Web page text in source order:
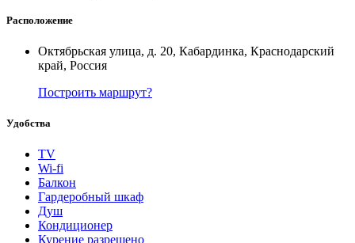
Расположение
Октябрьская улица, д. 20, Кабардинка, Краснодарский
край, Россия
Построить маршрут?
Удобства
TV
Wi-fi
Балкон
Гардеробный шкаф
Душ
Кондиционер
Курение разрешено